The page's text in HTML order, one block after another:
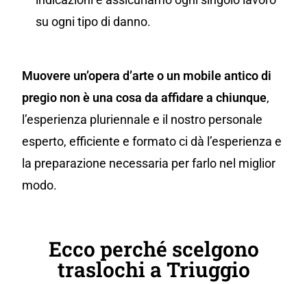
su ogni tipo di danno.
Muovere un’opera d’arte o un mobile antico di
pregio non è una cosa da affidare a chiunque,
l’esperienza pluriennale e il nostro personale
esperto, efficiente e formato ci dà l’esperienza e
la preparazione necessaria per farlo nel miglior
modo.
Ecco perché scelgono
traslochi a Triuggio